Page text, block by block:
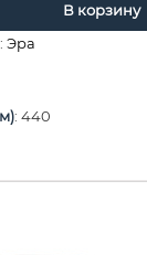
В корзину
: Эра
: 440